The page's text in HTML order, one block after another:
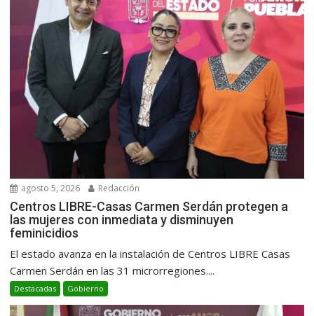
agosto 5, 2026 Redacción
Centros LIBRE-Casas Carmen Serdán protegen a
las mujeres con inmediata y disminuyen
feminicidios
El estado avanza en la instalación de Centros LIBRE Casas
Carmen Serdán en las 31 microrregiones....
Destacadas Gobierno